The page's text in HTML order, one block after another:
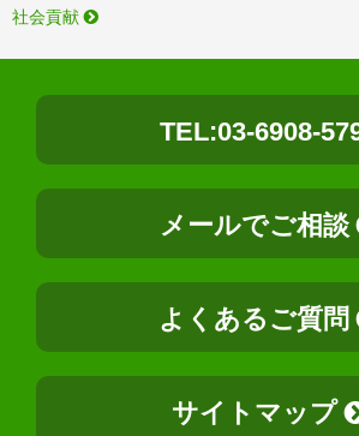
社会貢献
TEL:03-6908-
メールでご相談
よくあるご質問
サイトマップ